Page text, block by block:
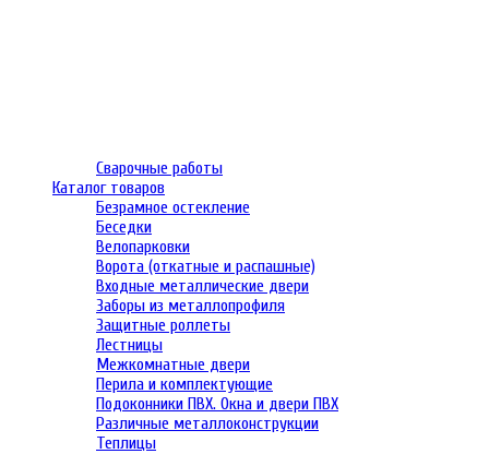
Сварочные работы
Каталог товаров
Безрамное остекление
Беседки
Велопарковки
Ворота (откатные и распашные)
Входные металлические двери
Заборы из металлопрофиля
Защитные роллеты
Лестницы
Межкомнатные двери
Перила и комплектующие
Подоконники ПВХ. Окна и двери ПВХ
Различные металлоконструкции
Теплицы